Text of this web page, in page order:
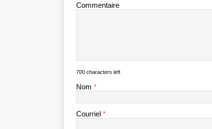
Commentaire
700 characters left
Nom *
Courriel *